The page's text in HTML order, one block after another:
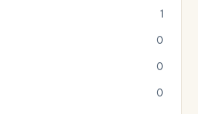
1
0
0
0